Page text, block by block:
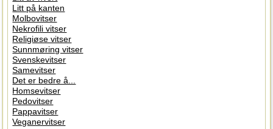
Litt på kanten
Molbovitser
Nekrofili vitser
Religiøse vitser
Sunnmøring vitser
Svenskevitser
Samevitser
Det er bedre å...
Homsevitser
Pedovitser
Pappavitser
Veganervitser